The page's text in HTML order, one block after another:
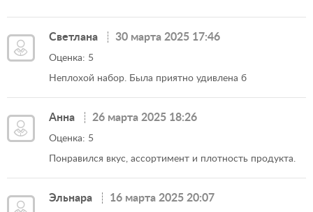
Светлана 30 марта 2025 17:46
Оценка: 5
Неплохой набор. Была приятно удивлена б
Анна 26 марта 2025 18:26
Оценка: 5
Понравился вкус, ассортимент и плотность продукта.
Эльнара 16 марта 2025 20:07